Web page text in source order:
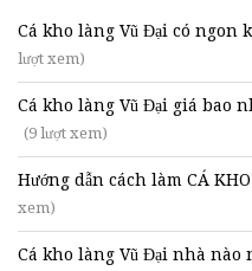
Cá kho làng Vũ Đại có ngon
lượt xem)
Cá kho làng Vũ Đại giá bao
(9 lượt xem)
Hướng dẫn cách làm CÁ
xem)
Cá kho làng Vũ Đại nhà nào